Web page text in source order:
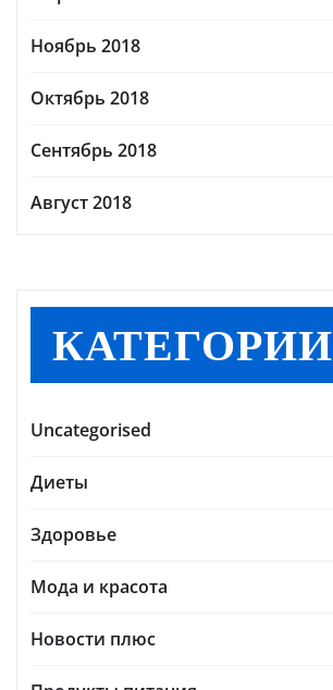
Ноябрь 2018
Октябрь 2018
Сентябрь 2018
Август 2018
КАТЕГОРИИ
Uncategorised
Диеты
Здоровье
Мода и красота
Новости плюс